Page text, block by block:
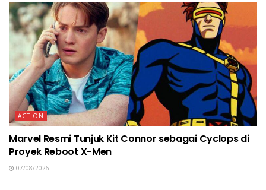
ACTION
Marvel Resmi Tunjuk Kit Connor sebagai Cyclops di
Proyek Reboot X-Men
07/08/2026